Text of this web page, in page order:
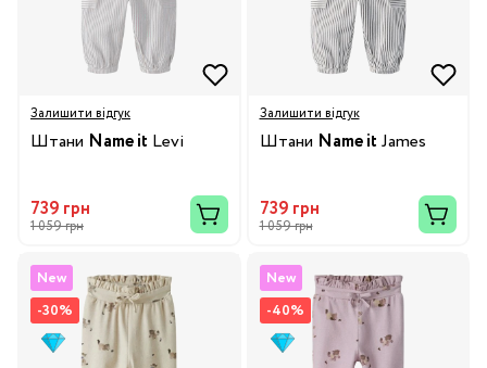
Залишити відгук
Штани Name it Levi
739 грн
1 059 грн
Залишити відгук
Штани Name it James
739 грн
1 059 грн
New
-30%
New
-40%